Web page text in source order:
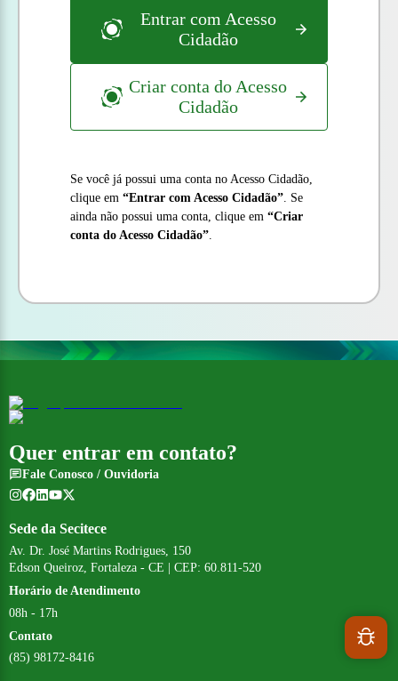
Entrar com Acesso
Cidadão
Criar conta do Acesso
Cidadão
Se você já possui uma conta no Acesso Cidadão,
clique em “Entrar com Acesso Cidadão”. Se
ainda não possui uma conta, clique em “Criar
conta do Acesso Cidadão”.
Quer entrar em contato?
Fale Conosco / Ouvidoria
Sede da Secitece
Av. Dr. José Martins Rodrigues, 150
Edson Queiroz, Fortaleza - CE | CEP: 60.811-520
Horário de Atendimento
08h - 17h
Contato
(85) 98172-8416